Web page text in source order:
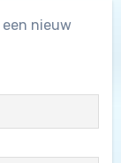
nieuw